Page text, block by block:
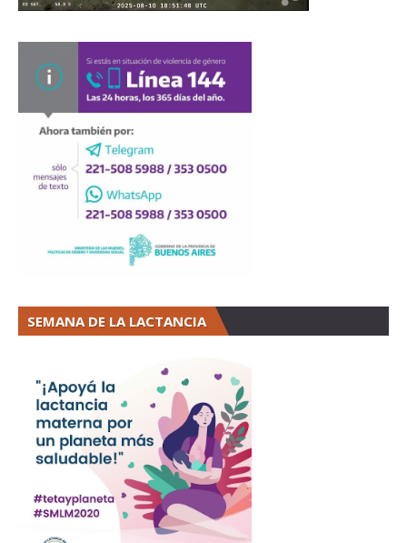
SEMANA DE LA LACTANCIA